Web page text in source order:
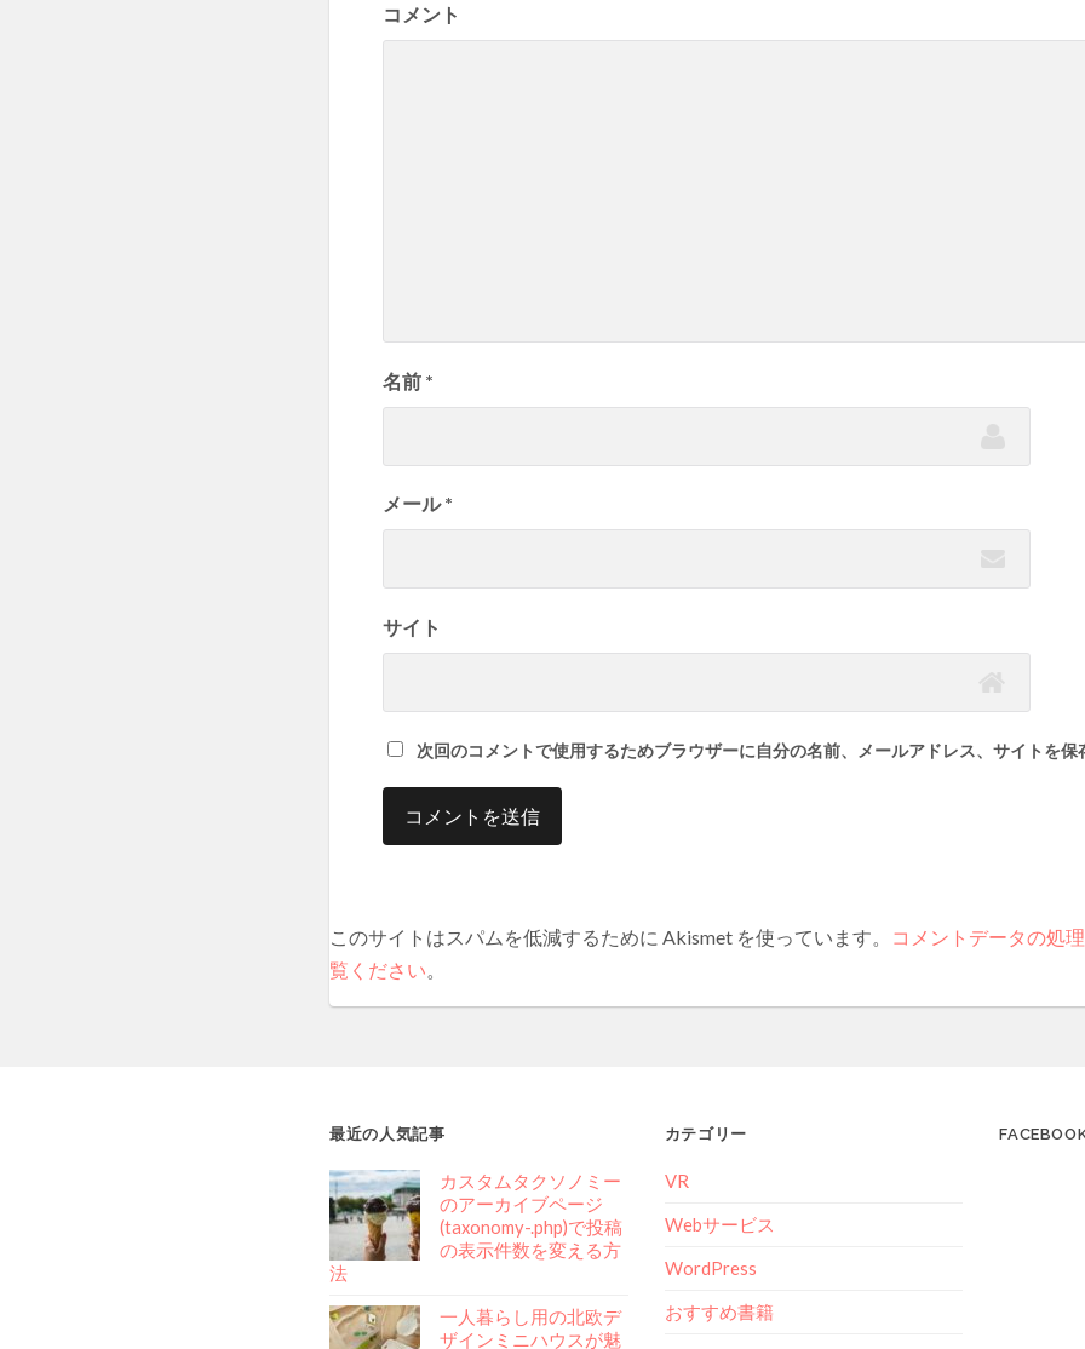
ョ
コメント
名前 *
メール*
サイト
次回のコメントで使用するためブラウザーに自分の名前、メールアドレス、サイトを保
このサイトはスパムを低減するために Akismet を使っています。
コメントデータの処
覧ください
最近の人気記事
カスタムタクソノミー
のアーカイブページ
(taxonomy-.php)で投稿
の表示件数を変える方
法
一人暮らし用の北欧デ
ザインミニハウスが魅
カテゴリー
VR
Webサービス
WordPress
おすすめ書籍